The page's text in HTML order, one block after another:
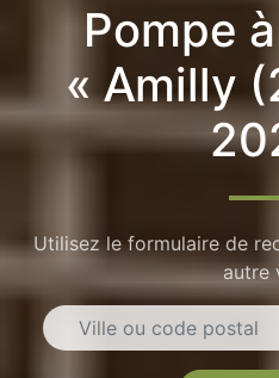
Pompe
« Amilly
Utilisez le formulaire de
autre